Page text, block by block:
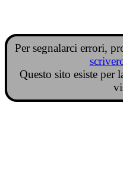
Per segnalarci errori,
Questo sito esiste